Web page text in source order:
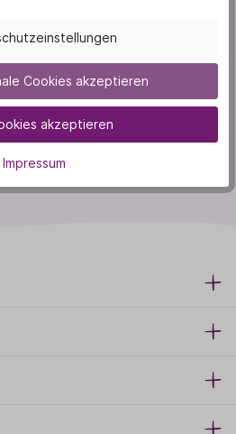
Cookies akzeptieren
akzeptieren
Impressum